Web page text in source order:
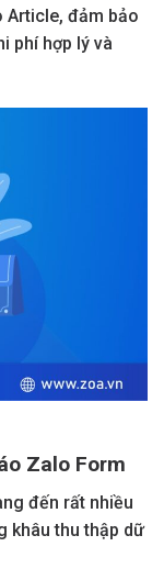
Article, đảm bảo
phí hợp lý và
Zalo Form
đến rất nhiều
khâu thu thập dữ